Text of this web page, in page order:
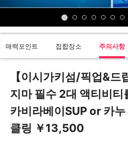
매력포인트 집합장소 주의사항
【이시가키섬/픽업&드
지마 필수 2대 액티비티
카비라베이SUP or 카
클링 ￥13,500